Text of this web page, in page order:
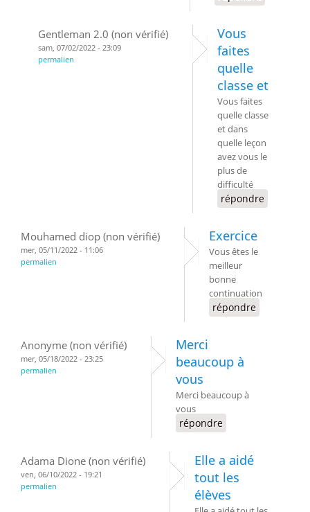
Gentleman 2.0 (non vérifié)
sam, 07/02/2022 - 23:09
permalien
Vous
faites
quelle
classe et
Vous faites
quelle classe
et dans
quelle leçon
avez vous le
plus de
difficulté
répondre
Mouhamed diop (non vérifié)
mer, 05/11/2022 - 11:06
permalien
Exercice
Vous êtes le
meilleur
bonne
continuation
répondre
Anonyme (non vérifié)
mer, 05/18/2022 - 23:25
permalien
Merci
beaucoup à
vous
Merci beaucoup à
vous
répondre
Adama Dione (non vérifié)
ven, 06/10/2022 - 19:21
permalien
Elle a aidé
tout les
élèves